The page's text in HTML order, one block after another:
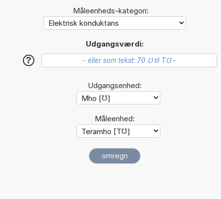
Måleenheds-kategori:
Udgangsværdi:
?
Udgangsenhed:
Måleenhed: